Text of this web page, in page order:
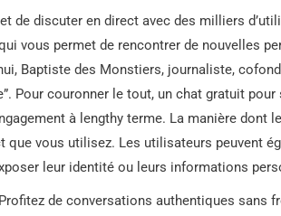
de discuter en direct avec des milliers
vous permet de rencontrer de nouvelles
Baptiste des Monstiers, journaliste,
Pour couronner le tout, un chat gratuit pour
à lengthy terme. La manière dont
vous utilisez. Les utilisateurs peuvent
leur identité ou leurs informations
Profitez de conversations authentiques sans